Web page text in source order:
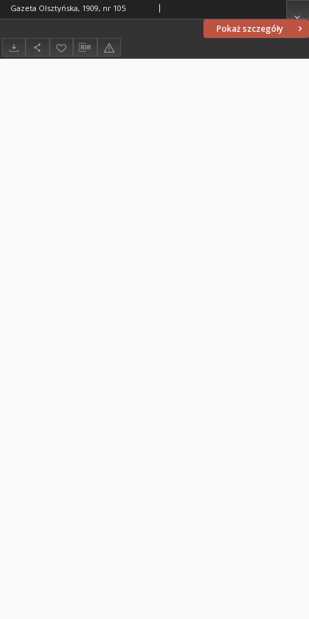
Pokaż szczegóły
Gazeta Olsztyńska, 1909, nr 105